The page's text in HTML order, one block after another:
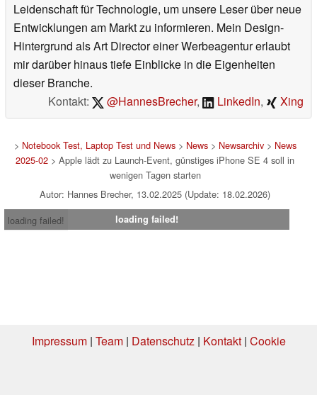
Leidenschaft für Technologie, um unsere Leser über neue
Entwicklungen am Markt zu informieren. Mein Design-
Hintergrund als Art Director einer Werbeagentur erlaubt
mir darüber hinaus tiefe Einblicke in die Eigenheiten
dieser Branche.
Kontakt:
@HannesBrecher, LinkedIn, Xing
> Notebook Test, Laptop Test und News> News> Newsarchiv> News
2025-02 > Apple lädt zu Launch-Event, günstiges iPhone SE 4 soll in
wenigen Tagen starten
Autor: Hannes Brecher, 13.02.2025 (Update: 18.02.2026)
loading failed!
loading failed!
Impressum| Team| Datenschutz| Kontakt| Cookie